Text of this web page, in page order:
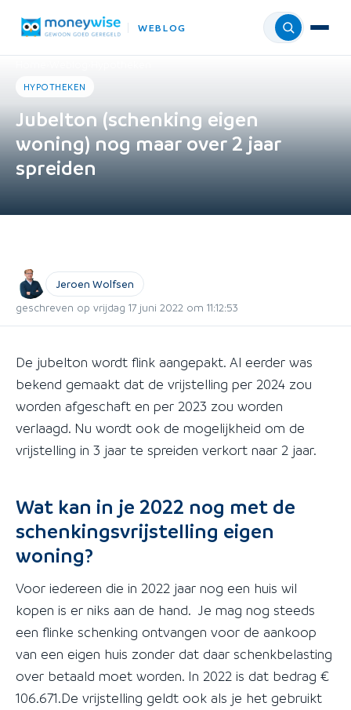
WEBLOG Menu
HYPOTHEKEN
Jubelton (schenking eigen
woning) nog maar over 2 jaar
spreiden
Jeroen Wolfsen
geschreven op vrijdag 17 juni 2022 om 11:12:53
De jubelton wordt flink aangepakt. Al eerder was
bekend gemaakt dat de vrijstelling per 2024 zou
worden afgeschaft en per 2023 zou worden
verlaagd. Nu wordt ook de mogelijkheid om de
vrijstelling in 3 jaar te spreiden verkort naar 2 jaar.
Wat kan in je 2022 nog met de
schenkingsvrijstelling eigen
woning?
Voor iedereen die in 2022 jaar nog een huis wil
kopen is er niks aan de hand. Je mag nog steeds
een flinke schenking ontvangen voor de aankoop
van een eigen huis zonder dat daar schenkbelasting
over betaald moet worden. In 2022 is dat bedrag €
106.671.De vrijstelling geldt ook als je het gebruikt